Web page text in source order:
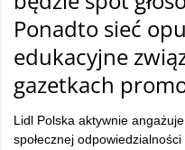
Ponadto sieć
edukacyjne
gazetkach
Lidl Polska aktywnie
społecznej